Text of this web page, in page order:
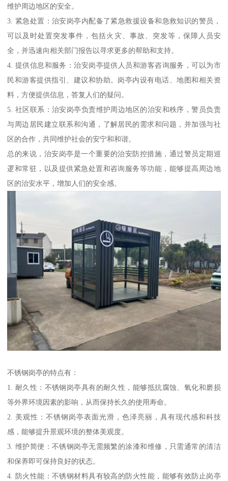
维护周边地区的安全。
3. 紧急处置：治安岗亭内配备了紧急救援设备和急救知识的警员，
可以及时处置突发事件，包括火灾、事故、突发等，保障人员安
全，并迅速向相关部门报告以寻求更多的帮助和支持。
4. 提供信息和服务：治安岗亭提供人员和游客咨询服务，可以为市
民和游客提供指引、建议和协助。岗亭内设有电话、地图和相关资
料，方便提供信息，答复人们的疑问。
5. 社区联系：治安岗亭负责维护周边地区的治安和秩序，警员负责
与周边居民建立联系和沟通，了解居民的需求和问题，并加强与社
区的合作，共同维护社会的安宁和和谐。
总的来说，治安岗亭是一个重要的治安防控措施，通过警员定期巡
逻和常驻，以及提供紧急处置和咨询服务等功能，能够提高周边地
区的治安水平，增加人们的安全感。
不锈钢岗亭的特点有：
1. 耐久性：不锈钢岗亭具有的耐久性，能够抵抗腐蚀、氧化和磨损
等外界环境因素的影响，从而保持长久的使用寿命。
2. 美观性：不锈钢岗亭表面光滑，色泽亮丽，具有现代感和科技
感，能够提升景观环境的整体美观度。
3. 维护简便：不锈钢岗亭无需频繁的涂漆和维修，只需通常的清洁
和保养即可保持良好的状态。
4. 防火性能：不锈钢材料具有较高的防火性能，能够有效防止岗亭